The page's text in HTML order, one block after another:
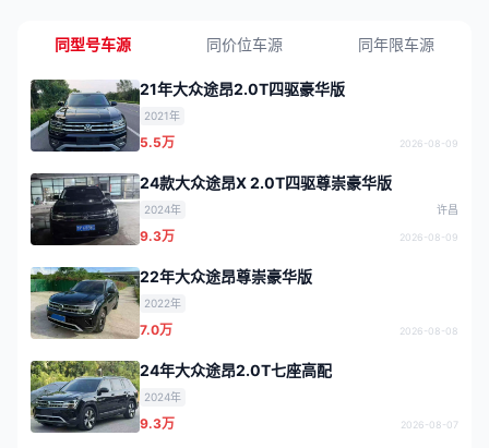
同型号车源 同价位车源 同年限车源
21年大众途昂2.0T四驱豪华版
2021年
5.5万 2026-08-09
24款大众途昂X 2.0T四驱尊崇豪华版
2024年 许昌
9.3万 2026-08-09
22年大众途昂尊崇豪华版
2022年
7.0万 2026-08-08
24年大众途昂2.0T七座高配
2024年
9.3万 2026-08-07